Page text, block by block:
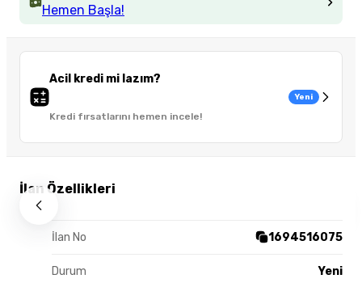
Hemen Başla!
Acil kredi mi lazım?
Kredi fırsatlarını hemen incele!
Yeni
İlan Özellikleri
İlan No 1694516075
Durum Yeni